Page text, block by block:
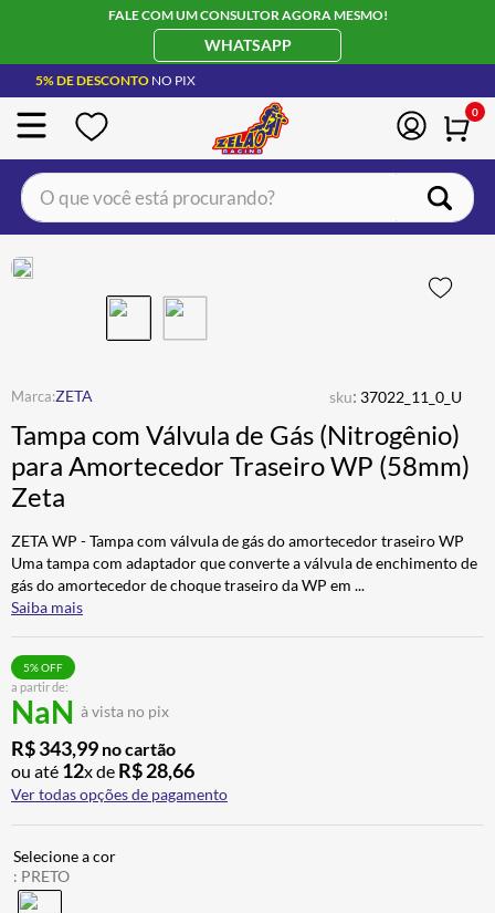
FALE COM UM CONSULTOR AGORA MESMO!
WHATSAPP
5% DE DESCONTO NO PIX
0
O que você está procurando?
ZETA sku: 37022_11_0_U
Tampa com Válvula de Gás (Nitrogênio)
para Amortecedor Traseiro WP (58mm)
Zeta
ZETA WP - Tampa com válvula de gás do amortecedor traseiro WP
Uma tampa com adaptador que converte a válvula de enchimento de
gás do amortecedor de choque traseiro da WP em ...
Saiba mais
a partir de:
NaN à vista no pix
5% OFF
R$343,99 no cartão
ou até 12x de R$28,66
Ver todas opções de pagamento
: PRETO
BOTA
4º ÓCULOS SOLAR
5º LUVA
6º BAU
7º
8 º AIROH
9º CALÇA